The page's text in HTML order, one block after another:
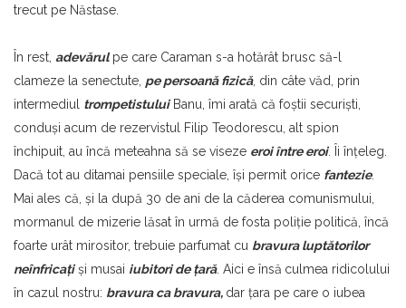
trecut pe Năstase.
În rest, adevărulpe care Caraman s-a hotărât brusc să-l
clameze la senectute, pe persoană fizică, din câte văd, prin
intermediul trompetistuluiBanu, îmi arată că foştii securişti,
conduşi acum de rezervistul Filip Teodorescu, alt spion
închipuit, au încă meteahna să se viseze eroi între eroi. Îi înţeleg.
Dacă tot au ditamai pensiile speciale, îşi permit orice fantezie.
Mai ales că, şi la după 30 de ani de la căderea comunismului,
mormanul de mizerie lăsat în urmă de fosta poliţie politică, încă
foarte urât mirositor, trebuie parfumat cu bravuraluptătorilor
neînfricaţişi musai iubitori de ţară. Aici e însă culmea ridicolului
în cazul nostru: bravura ca bravura, dar ţara pe care o iubea